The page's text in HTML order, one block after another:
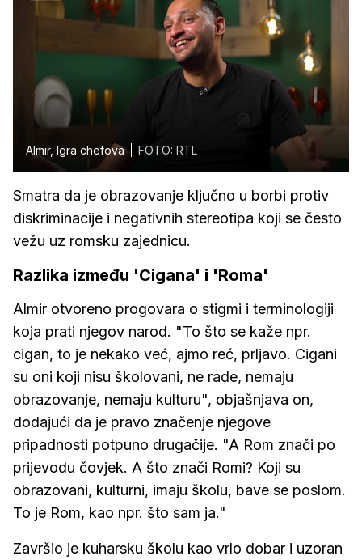
Almir, Igra chefova FOTO: RTL
Smatra da je obrazovanje ključno u borbi protiv
diskriminacije i negativnih stereotipa koji se često
vežu uz romsku zajednicu.
Razlika između 'Cigana' i 'Roma'
Almir otvoreno progovara o stigmi i terminologiji
koja prati njegov narod. "To što se kaže npr.
cigan, to je nekako već, ajmo reć, prljavo. Cigani
su oni koji nisu školovani, ne rade, nemaju
obrazovanje, nemaju kulturu", objašnjava on,
dodajući da je pravo značenje njegove
pripadnosti potpuno drugačije. "A Rom znači po
prijevodu čovjek. A što znači Romi? Koji su
obrazovani, kulturni, imaju školu, bave se poslom.
To je Rom, kao npr. što sam ja."
Završio je kuharsku školu kao vrlo dobar i uzoran